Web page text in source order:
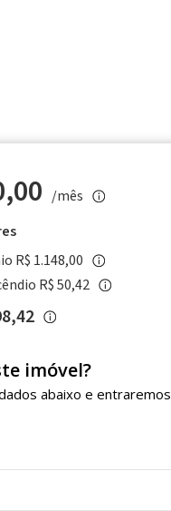
/mês
R$ 1.148,00
R$ 50,42
imóvel?
abaixo e entraremos